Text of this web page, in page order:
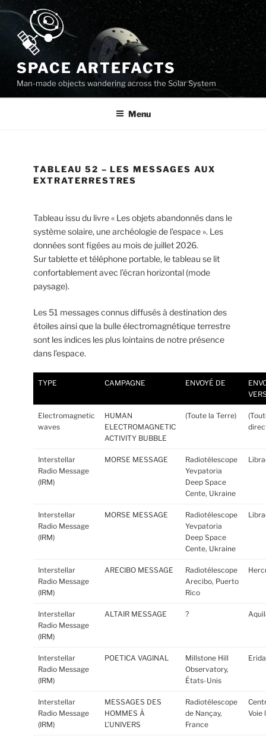
Skip
content
SPACE ARTEFACTS
Man-made objects wandering across the Solar System
Menu
TABLEAU 52 – LES MESSAGES AUX
EXTRATERRESTRES
Tableau issu du livre « Les objets abandonnés dans le
système solaire, une archéologie de l’espace ». Les
données sont figées au mois de juillet 2026.
Sur tablette et téléphone portable, le tableau se lit
confortablement avec l’écran horizontal (mode
paysage).
Les 51 messages connus diffusés à destination des
étoiles ainsi que la bulle électromagnétique terrestre
sont les indices les plus lointains de notre présence
dans l’espace.
TYPE CAMPAGNE ENVOYÉ DE
Electromagnetic
waves
HUMAN
ELECTROMAGNETIC
ACTIVITY BUBBLE
(Toute la Terre)
Interstellar
Radio Message
(IRM)
MORSE MESSAGE
Radiotélescope
Yevpatoria
Deep Space
Cente, Ukraine
Interstellar
Radio Message
(IRM)
MORSE MESSAGE
Radiotélescope
Yevpatoria
Deep Space
Cente, Ukraine
Interstellar
Radio Message
(IRM)
ARECIBO MESSAGE
Radiotélescope
Arecibo, Puerto
Rico
Interstellar
Radio Message
(IRM)
ALTAIR MESSAGE ?
Interstellar
Radio Message
(IRM)
POETICA VAGINAL
Millstone Hill
Observatory,
États-Unis
Interstellar
Radio Message
(IRM)
MESSAGES DES
HOMMES À
L’UNIVERS
Radiotélescope
de Nançay,
France
Voie